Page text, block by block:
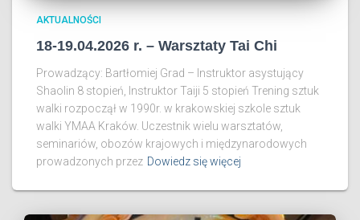
AKTUALNOŚCI
18-19.04.2026 r. – Warsztaty Tai Chi
Prowadzący: Bartłomiej Grad – Instruktor asystujący
Shaolin 8 stopień, Instruktor Taiji 5 stopień Trening sztuk
walki rozpoczął w 1990r. w krakowskiej szkole sztuk
walki YMAA Kraków. Uczestnik wielu warsztatów,
seminariów, obozów krajowych i międzynarodowych
prowadzonych przez Dowiedz się więcej